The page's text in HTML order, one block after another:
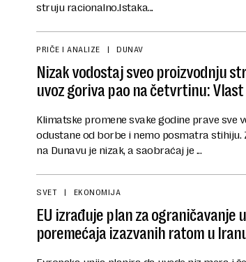
struju racionalno.Istaka...
PRIČE I ANALIZE DUNAV
Nizak vodostaj sveo proizvodnju
uvoz goriva pao na četvrtinu:
Klimatske promene svake godine prave sve
odustane od borbe i nemo posmatra
na Dunavu je nizak, a saobraćaj je ...
SVET EKONOMIJA
EU izrađuje plan za ograničavanje
poremećaja izazvanih ratom u